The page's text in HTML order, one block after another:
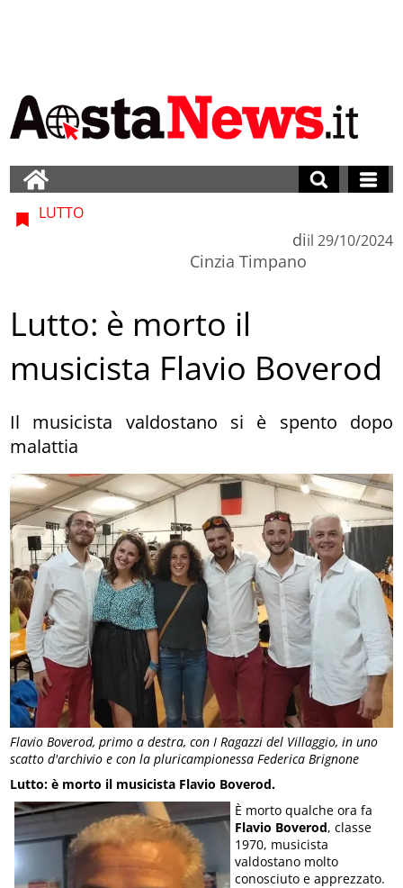
Flavio Boverod, primo a destra, con I Ragazzi del Villaggio, in uno
scatto d'archivio e con la pluricampionessa Federica Brignone
LUTTO
di
Cinzia Timpano
il 29/10/2024
Lutto: è morto il
musicista Flavio Boverod
Il musicista valdostano si è spento dopo
malattia
Lutto: è morto il musicista Flavio Boverod.
È morto qualche ora fa
Flavio Boverod, classe
1970, musicista
valdostano molto
conosciuto e apprezzato.